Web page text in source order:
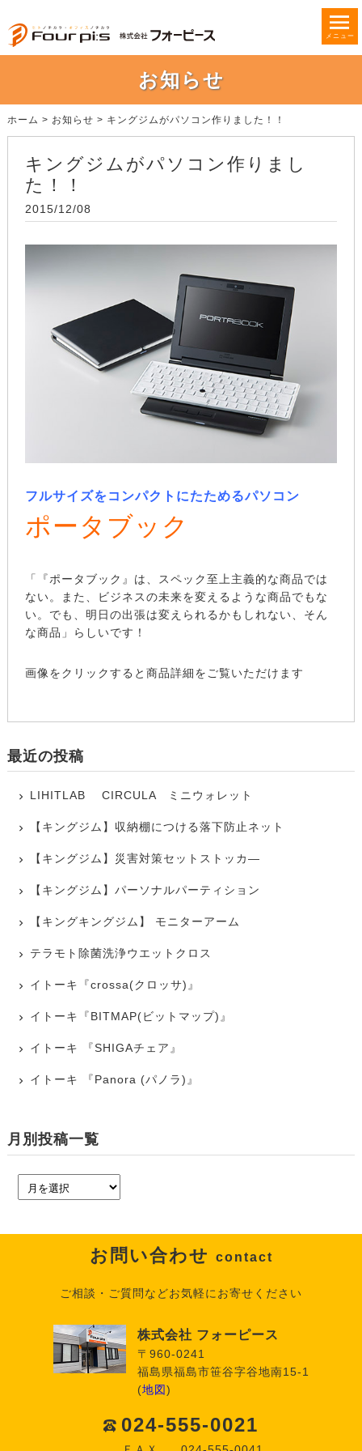
メニュー
お知らせ
ホーム > お知らせ > キングジムがパソコン作りました！！
キングジムがパソコン作りまし
た！！
2015/12/08
フルサイズをコンパクトにたためるパソコン
ポータブック
「『ポータブック』は、スペック至上主義的な商品では
ない。また、ビジネスの未来を変えるような商品でもな
い。でも、明日の出張は変えられるかもしれない、そん
な商品」らしいです！
画像をクリックすると商品詳細をご覧いただけます
最近の投稿
LIHITLAB CIRCULA ミニウォレット
【キングジム】収納棚につける落下防止ネット
【キングジム】災害対策セットストッカ―
【キングジム】パーソナルパーティション
【キングキングジム】 モニターアーム
テラモト除菌洗浄ウエットクロス
イトーキ『crossa(クロッサ)』
イトーキ『BITMAP(ビットマップ)』
イトーキ 『SHIGAチェア』
イトーキ 『Panora (パノラ)』
月別投稿一覧
お問い合わせ contact
ご相談・ご質問などお気軽にお寄せください
株式会社 フォーピース
〒960-0241
福島県福島市笹谷字谷地南15-1
(地図)
024-555-0021